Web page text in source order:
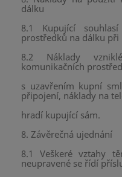
dálku
8.1 Kupující
prostředků na dálku
8.2 Náklady
komunikačních
s uzavřením kupní
připojení, náklady na
hradí kupující sám.
8. Závěrečná ujednání
8.1 Veškeré vztahy
neupravené se řídí